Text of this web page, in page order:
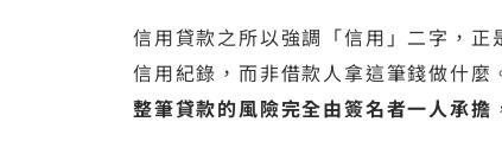
信用貸款之所以強調「信用」二字，
信用紀錄，而非借款人拿這筆錢做什麼
整筆貸款的風險完全由簽名者一人承擔